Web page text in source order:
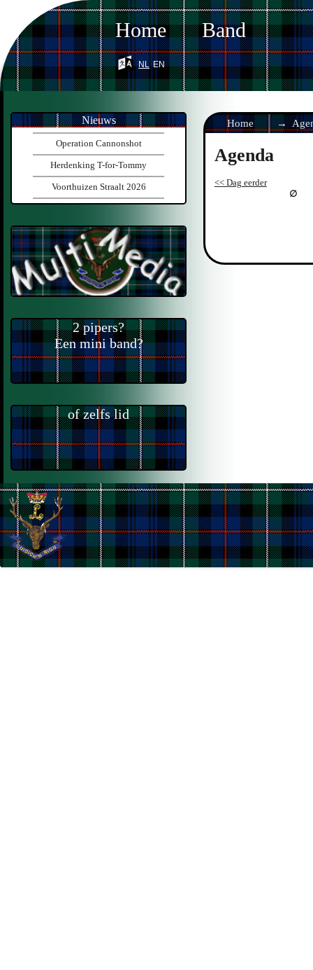
Home Band
nl en
Home
Agenda
<< Dag eerder
Nieuws
Operation Cannonshot
Herdenking T-for-Tommy
Voorthuizen Straalt 2026
2 pipers?
Een mini band?
of zelfs lid